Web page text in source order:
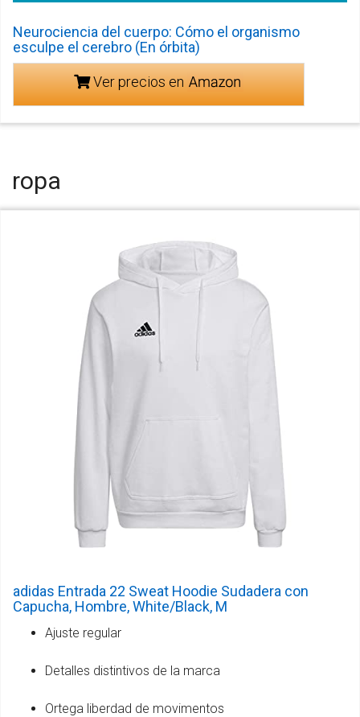
Neurociencia del cuerpo: Cómo el organismo
esculpe el cerebro (En órbita)
Ver precios en
ropa
adidas Entrada 22 Sweat Hoodie Sudadera con
Capucha, Hombre, White/Black, M
Ajuste regular
Detalles distintivos de la marca
Ortega liberdad de movimentos